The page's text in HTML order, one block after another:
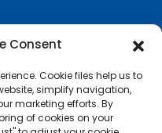
Consent
Cookie files help us to
simplify navigation,
marketing efforts. By
of cookies on your